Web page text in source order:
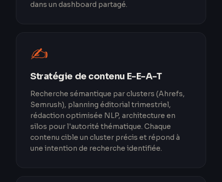
dans un dashboard partagé.
✍️
Stratégie de contenu E-E-A-T
Recherche sémantique par clusters (Ahrefs,
Semrush), planning éditorial trimestriel,
rédaction optimisée NLP, architecture en
silos pour l'autorité thématique. Chaque
contenu cible un cluster précis et répond à
une intention de recherche identifiée.